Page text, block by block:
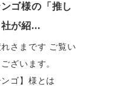
ゴ様の「推し
が紹...
さまです ご覧い
ざいます。
ンゴ】様とは